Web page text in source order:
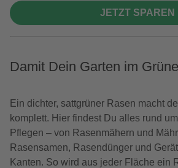
JETZT SPAREN
Damit Dein Garten im
Ein dichter, sattgrüner Rasen macht
komplett. Hier findest Du alles rund
Pflegen – von Rasenmähern und
Rasensamen, Rasendünger und
Kanten. So wird aus jeder Fläche ein